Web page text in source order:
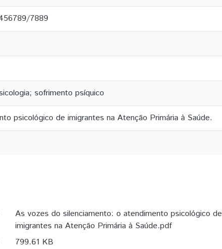
7889
sofrimento psíquico
psicológico de imigrantes na Atenção Primária à Saúde.
As vozes do silenciamento: o atendimento psicológico de
imigrantes na Atenção Primária à Saúde.pdf
799.61 KB